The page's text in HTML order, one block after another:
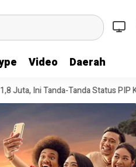
Video Daerah
PIP Kamu Sudah Siap Dicairkan